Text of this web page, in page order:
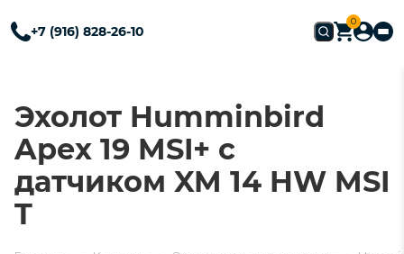
+7 (916) 828-26-10
0
Эхолот Humminbird
Apex 19 MSI+ c
датчиком XM 14 HW MSI
T